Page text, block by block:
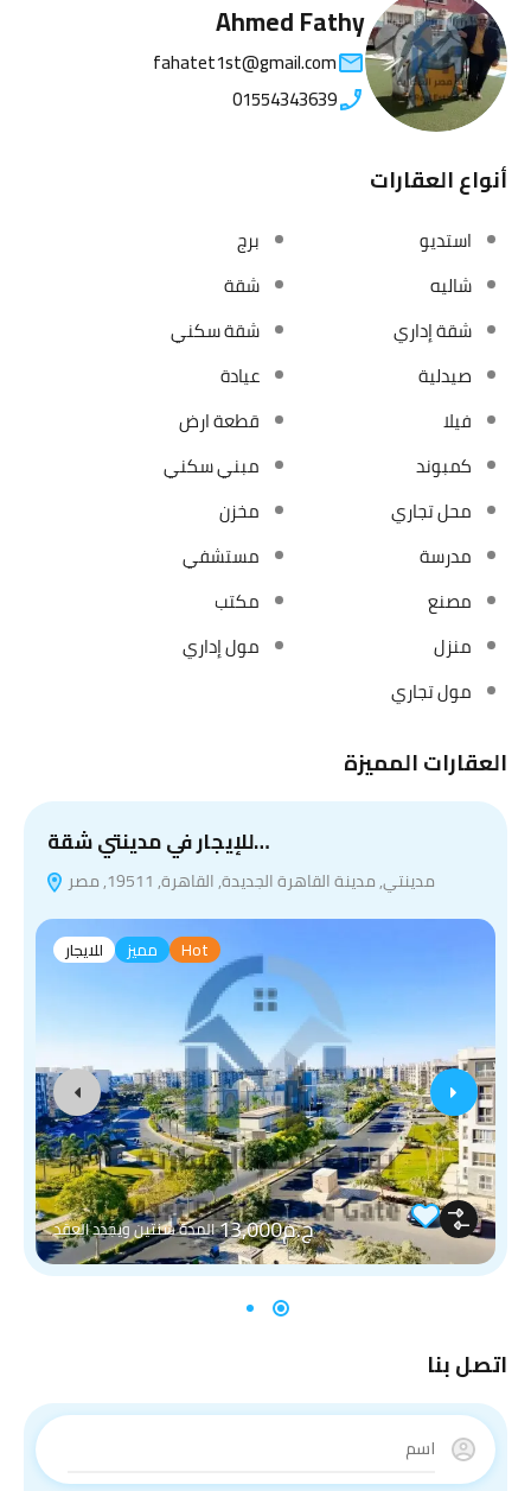
Ahmed Fathy
fahatet1st@gmail.com
01554343639
أنواع العقارات
استديو
برج
شاليه
شقة
شقة إداري
شقة سكني
صيدلية
عيادة
فيلا
قطعة ارض
كمبوند
مبني سكني
محل تجاري
مخزن
مدرسة
مستشفي
مصنع
مكتب
منزل
مول إداري
مول تجاري
العقارات المميزة
للإيجار في مدينتي شقة…
مدينتي, مدينة القاهرة الجديدة, القاهرة, 19511, مصر
للايجار مميز Hot
ج.م13,000 المدة سنتين ويجدد العقد
اتصل بنا